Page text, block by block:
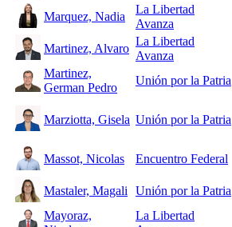
Marquez, Nadia
La Libertad
Avanza
Martinez, Alvaro
La Libertad
Avanza
Martinez,
German Pedro
Unión por la Patria
Marziotta, Gisela Unión por la Patria
Massot, Nicolas Encuentro Federal
Mastaler, Magali Unión por la Patria
Mayoraz,
La Libertad